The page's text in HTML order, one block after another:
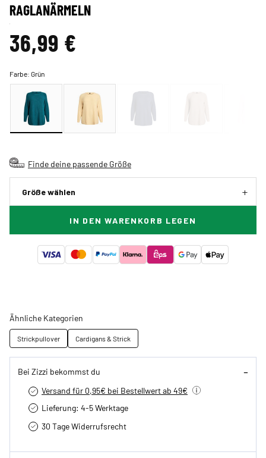
RAGLANÄRMELN
36,99 €
Farbe:Grün
Finde deine passende Größe
Größe wählen
IN DEN WARENKORB LEGEN
Ähnliche Kategorien
Strickpullover Cardigans & Strick
Bei Zizzi bekommst du
Versand für 0,95€ bei Bestellwert ab 49€
Lieferung: 4-5 Werktage
30 Tage Widerrufsrecht